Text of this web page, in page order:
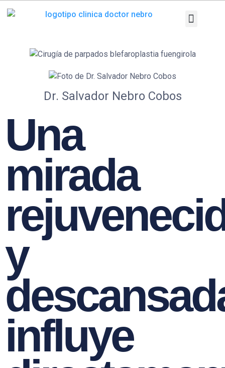
Dr. Salvador Nebro Cobos
Una
mirada
y
influye